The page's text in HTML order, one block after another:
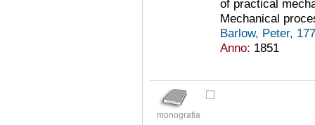
of practical
Mechanical
Barlow, Peter,
Anno: 1851
monografia